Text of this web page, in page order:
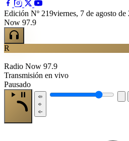
Edición Nº 219viernes, 7 de agosto de
Now 97.9
R
Radio Now 97.9
Transmisión en vivo
Pausado